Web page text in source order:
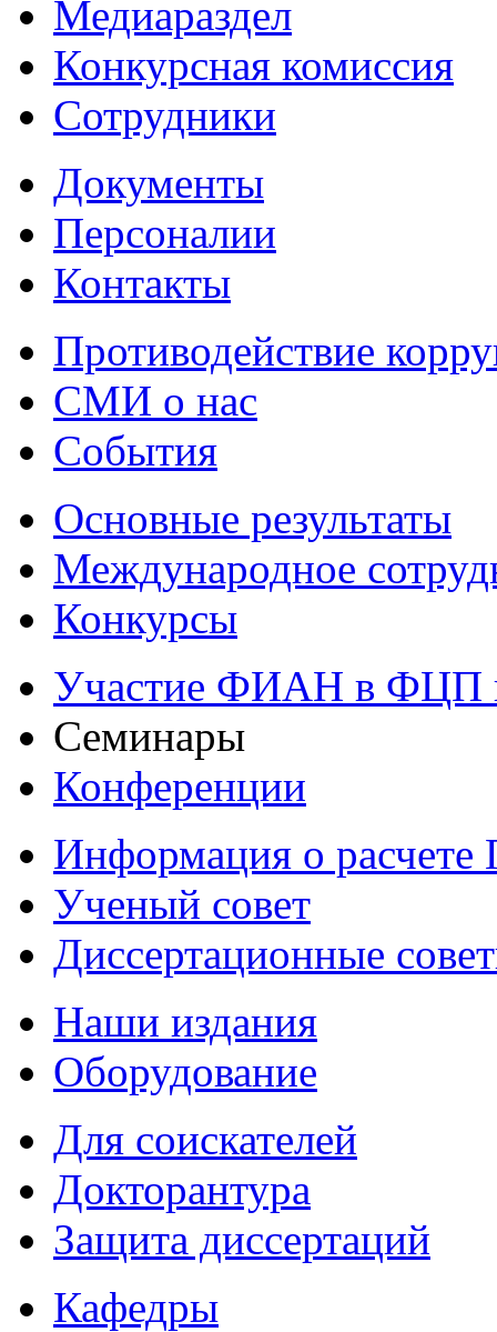
Медиараздел
Конкурсная комиссия
Сотрудники
Документы
Персоналии
Контакты
Противодействие
СМИ о нас
События
Основные результаты
Международное
Конкурсы
Участие ФИАН в ФЦП
Семинары
Конференции
Информация о
Ученый совет
Диссертационные
Наши издания
Оборудование
Для соискателей
Докторантура
Защита диссертаций
Кафедры